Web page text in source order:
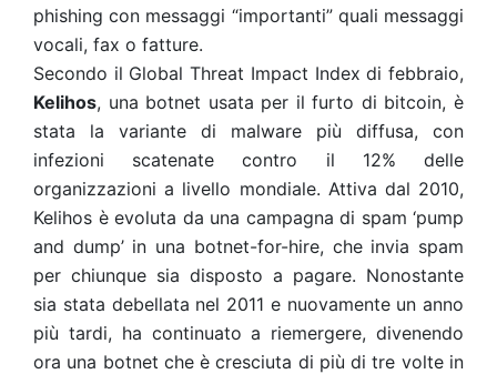
phishing con messaggi “importanti” quali messaggi
vocali, fax o fatture.
Secondo il Global Threat Impact Index di febbraio,
Kelihos, una botnet usata per il furto di bitcoin, è
stata la variante di malware più diffusa, con
infezioni scatenate contro il 12% delle
organizzazioni a livello mondiale. Attiva dal 2010,
Kelihos è evoluta da una campagna di spam ‘pump
and dump’ in una botnet-for-hire, che invia spam
per chiunque sia disposto a pagare. Nonostante
sia stata debellata nel 2011 e nuovamente un anno
più tardi, ha continuato a riemergere, divenendo
ora una botnet che è cresciuta di più di tre volte in